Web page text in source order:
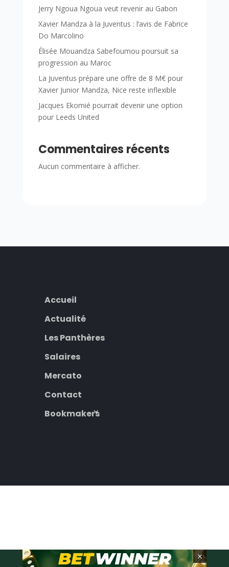
Jerry Ngoua Ngoua veut revenir au Gabon
Xavier Mandza à la Juventus : l’avis de Fabrice
Do Marcolino
Élisée Mouandza Sabefoumou poursuit sa
progression au Maroc
La Juventus prépare une offre de 8 M€ pour
Xavier Junior Mandza, Nice reste inflexible
Jacques Ekomié pourrait devenir une option
pour Leeds United
Commentaires récents
Aucun commentaire à afficher.
Accueil
Actualité
Les Panthères
Salaires
Mercato
Contact
Bookmakers
×